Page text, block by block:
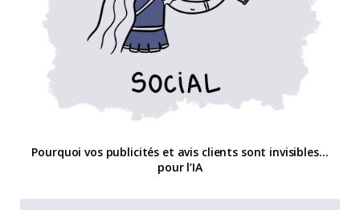
Pourquoi vos publicités et avis clients sont invisibles…
pour l’IA